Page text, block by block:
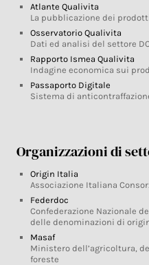
Atlante Qualivita
La pubblicazione dei prodotti
Osservatorio Qualivita
Dati ed analisi del settore
Rapporto Ismea Qualivita
Indagine economica sui
Passaporto Digitale
Sistema di
Organizzazioni di
Origin Italia
Associazione Italiana
Federdoc
Confederazione Nazionale
delle denominazioni di
Masaf
Ministero dell’agricoltura,
foreste